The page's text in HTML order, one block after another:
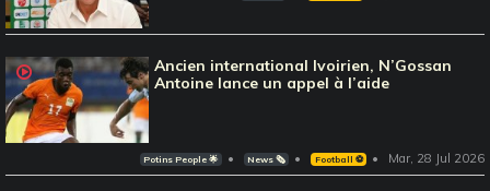
Ancien international Ivoirien, N’Gossan
Antoine lance un appel à l’aide
Potins People 🌟 News 🗞️ Football ⚽️ Mar, 28 Jul 2026